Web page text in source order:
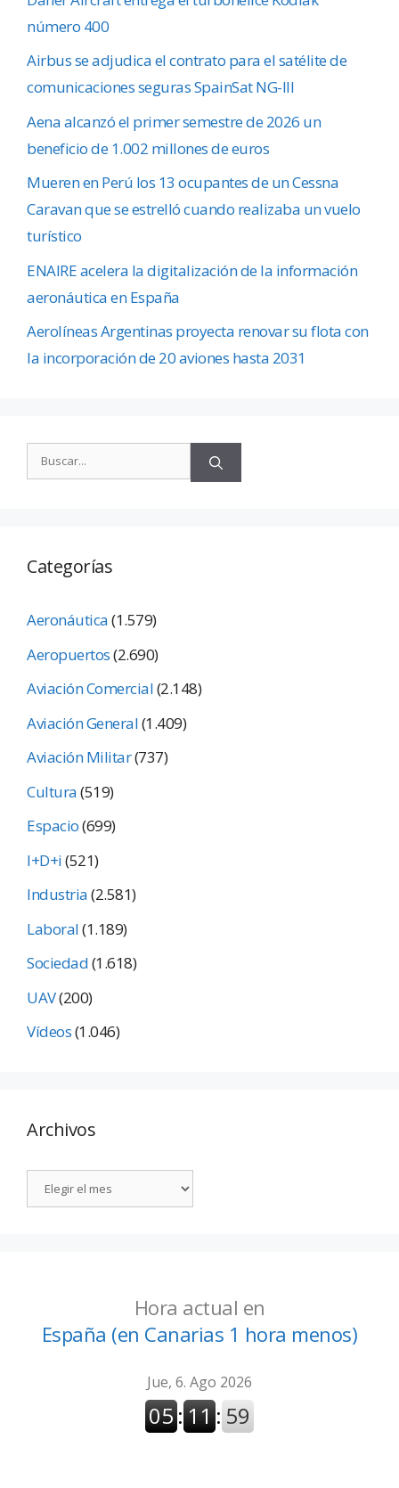
número 400
Airbus se adjudica el contrato para el satélite de
comunicaciones seguras SpainSat NG-III
Aena alcanzó el primer semestre de 2026 un
beneficio de 1.002 millones de euros
Mueren en Perú los 13 ocupantes de un Cessna
Caravan que se estrelló cuando realizaba un vuelo
turístico
ENAIRE acelera la digitalización de la información
aeronáutica en España
Aerolíneas Argentinas proyecta renovar su flota con
la incorporación de 20 aviones hasta 2031
Categorías
Aeronáutica(1.579)
Aeropuertos(2.690)
Aviación Comercial(2.148)
Aviación General(1.409)
Aviación Militar(737)
Cultura(519)
Espacio(699)
I+D+i(521)
Industria(2.581)
Laboral(1.189)
Sociedad(1.618)
UAV(200)
Vídeos(1.046)
Archivos
Hora actual en
España (en Canarias 1 hora menos)